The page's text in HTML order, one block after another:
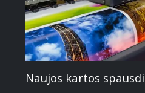
Naujos kartos